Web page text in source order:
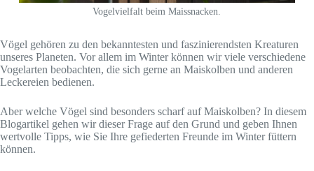
Vogelvielfalt beim Maissnacken.
Vögel gehören zu den bekanntesten und faszinierendsten Kreaturen
unseres Planeten. Vor allem im Winter können wir viele verschiedene
Vogelarten beobachten, die sich gerne an Maiskolben und anderen
Leckereien bedienen.
Aber welche Vögel sind besonders scharf auf Maiskolben? In diesem
Blogartikel gehen wir dieser Frage auf den Grund und geben Ihnen
wertvolle Tipps, wie Sie Ihre gefiederten Freunde im Winter füttern
können.